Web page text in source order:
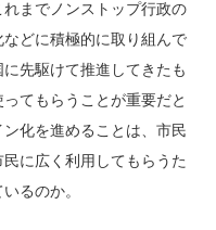
までノンストップ行政の
どに積極的に取り組んで
先駆けて推進してきたも
てもらうことが重要だと
化を進めることは、市民
に広く利用してもらうた
るのか。